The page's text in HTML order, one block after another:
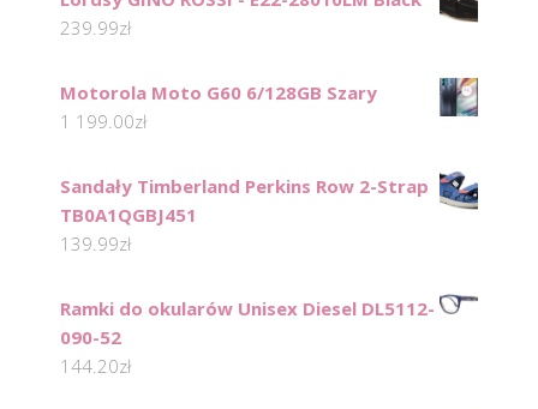
239.99zł
Motorola Moto G60 6/128GB Szary
1 199.00zł
Sandały Timberland Perkins Row 2-Strap
TB0A1QGBJ451
139.99zł
Ramki do okularów Unisex Diesel DL5112-
090-52
144.20zł